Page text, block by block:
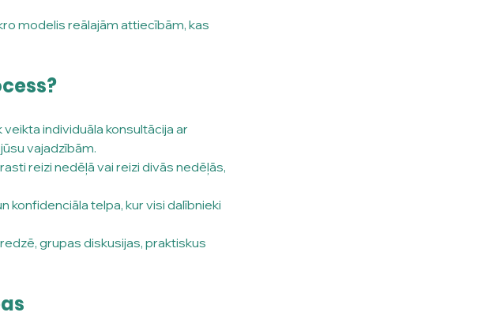
modelis reālajām attiecībām, kas
individuāla konsultācija ar
vajadzībām.
reizi nedēļā vai reizi divās nedēļās,
konfidenciāla telpa, kur visi dalībnieki
grupas diskusijas, praktiskus